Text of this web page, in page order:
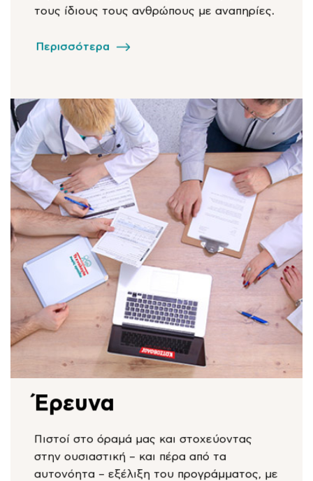
τους ίδιους τους ανθρώπους με αναπηρίες.
Περισσότερα
Έρευνα
Πιστοί στο όραμά μας και στοχεύοντας
στην ουσιαστική – και πέρα από τα
αυτονόητα – εξέλιξη του προγράμματος, με